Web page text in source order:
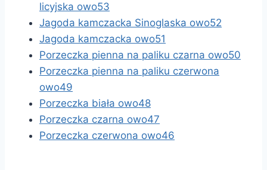
licyjska owo53
Jagoda kamczacka Sinoglaska owo52
Jagoda kamczacka owo51
Porzeczka pienna na paliku czarna owo50
Porzeczka pienna na paliku czerwona
owo49
Porzeczka biała owo48
Porzeczka czarna owo47
Porzeczka czerwona owo46